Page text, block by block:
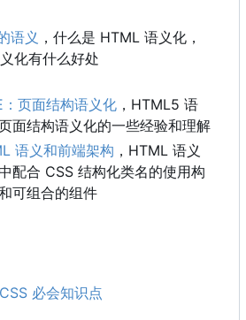
语义 ，什么是 HTML 语义化 ，
化有什么好处
：页面结构语义化 ， HTML5 语
面结构语义化的一些经验和理解
语义和前端架构 ， HTML 语义
配合 CSS 结构化类名的使用构
可组合的组件
必会知识点